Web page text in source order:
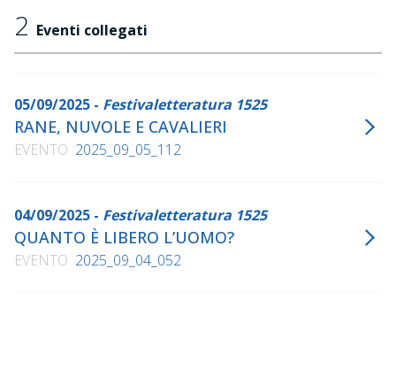
2 Eventi collegati
05/09/2025 - Festivaletteratura 1525
RANE, NUVOLE E CAVALIERI
EVENTO 2025_09_05_112
04/09/2025 - Festivaletteratura 1525
QUANTO È LIBERO L’UOMO?
EVENTO 2025_09_04_052